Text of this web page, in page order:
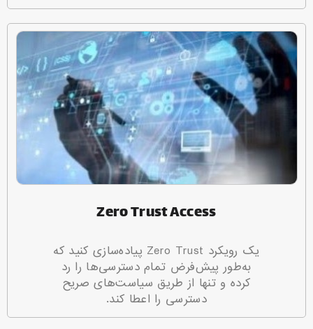
Zero Trust Access
یک رویکرد Zero Trust پیاده‌سازی کنید که
به‌طور پیش‌فرض تمام دسترسی‌ها را رد
کرده و تنها از طریق سیاست‌های صریح
دسترسی را اعطا کند.